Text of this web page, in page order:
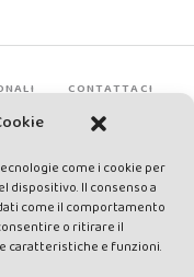
come i cookie per
dispositivo. Il consenso a
come il comportamento
o ritirare il
caratteristiche e funzioni.
CONTATTACI